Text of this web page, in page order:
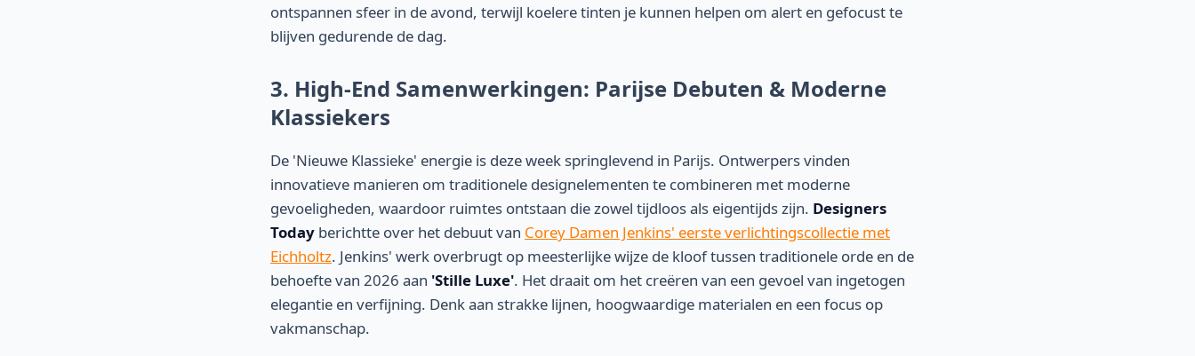
ontspannen sfeer in de avond, terwijl koelere tinten je kunnen helpen om alert en gefocust te
blijven gedurende de dag.
3. High-End Samenwerkingen: Parijse Debuten & Moderne
Klassiekers
De 'Nieuwe Klassieke' energie is deze week springlevend in Parijs. Ontwerpers vinden
innovatieve manieren om traditionele designelementen te combineren met moderne
gevoeligheden, waardoor ruimtes ontstaan die zowel tijdloos als eigentijds zijn. Designers
Today berichtte over het debuut van Corey Damen Jenkins' eerste verlichtingscollectie met
Eichholtz. Jenkins' werk overbrugt op meesterlijke wijze de kloof tussen traditionele orde en de
behoefte van 2026 aan 'Stille Luxe'. Het draait om het creëren van een gevoel van ingetogen
elegantie en verfijning. Denk aan strakke lijnen, hoogwaardige materialen en een focus op
vakmanschap.